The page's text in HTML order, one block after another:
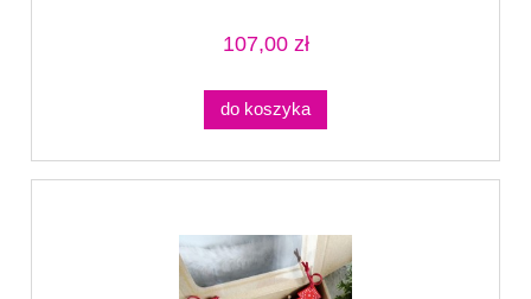
107,00 zł
do koszyka